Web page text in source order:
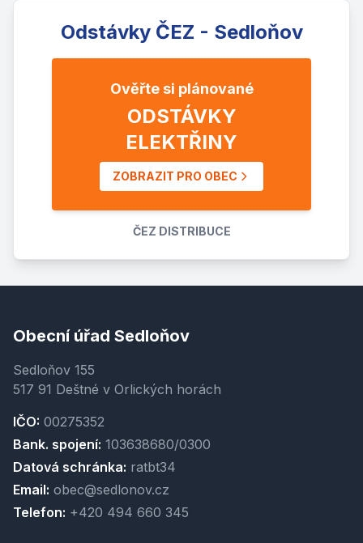
Odstávky ČEZ - Sedloňov
Ověřte si plánované
ODSTÁVKY
ELEKTŘINY
ZOBRAZIT PRO OBEC
ČEZ DISTRIBUCE
Obecní úřad Sedloňov
Sedloňov 155
517 91 Deštné v Orlických horách
IČO: 00275352
Bank. spojení: 103638680/0300
Datová schránka: ratbt34
Email: obec@sedlonov.cz
Telefon: +420 494 660 345